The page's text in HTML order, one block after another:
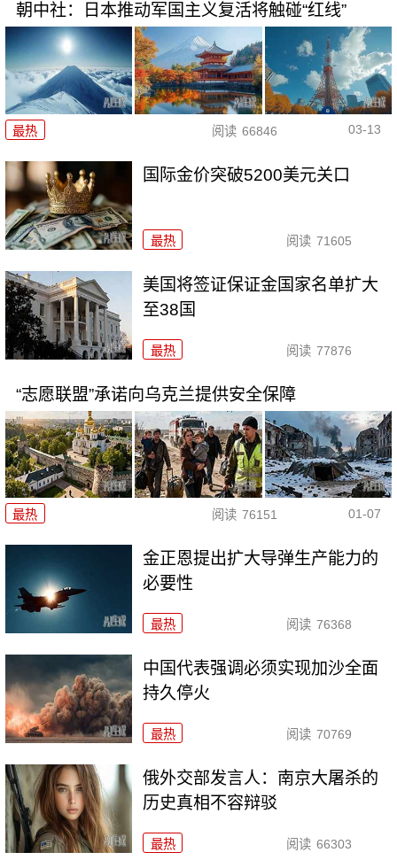
朝中社：日本推动军国主义复活将触碰“红线”
最热 阅读 66846 03-13
国际金价突破5200美元关口
最热 阅读 71605
美国将签证保证金国家名单扩大
至38国
最热 阅读 77876
“志愿联盟”承诺向乌克兰提供安全保障
最热 阅读 76151 01-07
金正恩提出扩大导弹生产能力的
必要性
最热 阅读 76368
中国代表强调必须实现加沙全面
持久停火
最热 阅读 70769
俄外交部发言人：南京大屠杀的
历史真相不容辩驳
最热 阅读 66303